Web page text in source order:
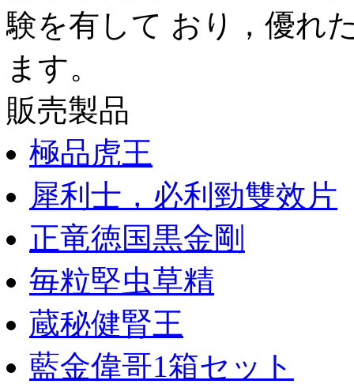
験を有して おり，優れ
ます。
販売製品
極品虎王
犀利士，必利勁雙效片
正竜徳国黒金剛
毎粒堅虫草精
蔵秘健腎王
藍金偉哥1箱セット